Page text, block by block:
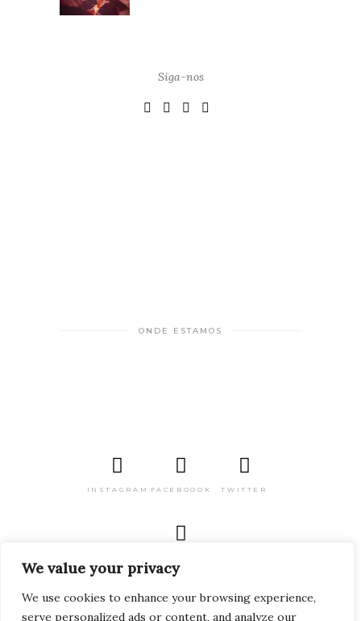
We value your privacy
We use cookies to enhance your browsing experience,
serve personalized ads or content, and analyze our
Siga-nos
ONDE ESTAMOS
INSTAGRAM FACEBOOOK TWITTER